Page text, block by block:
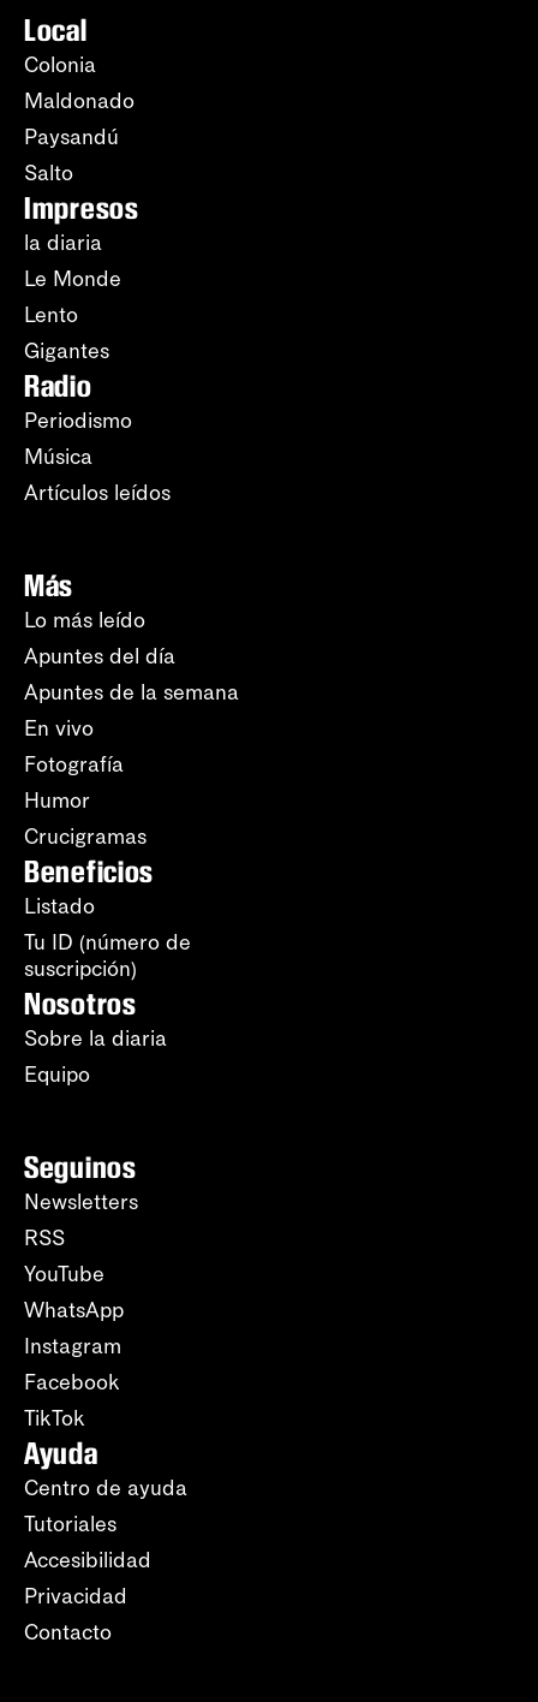
Local
Colonia
Maldonado
Paysandú
Salto
Impresos
la diaria
Le Monde
Lento
Gigantes
Radio
Periodismo
Música
Artículos leídos
Más
Lo más leído
Apuntes del día
Apuntes de la semana
En vivo
Fotografía
Humor
Crucigramas
Beneficios
Listado
Tu ID (número de
suscripción)
Nosotros
Sobre la diaria
Equipo
Seguinos
Newsletters
RSS
YouTube
WhatsApp
Instagram
Facebook
TikTok
Ayuda
Centro de ayuda
Tutoriales
Accesibilidad
Privacidad
Contacto